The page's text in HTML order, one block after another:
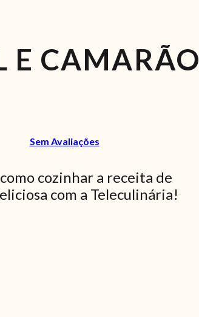
E CAMARÃO
Sem Avaliações
cozinhar a receita de
com a Teleculinária!